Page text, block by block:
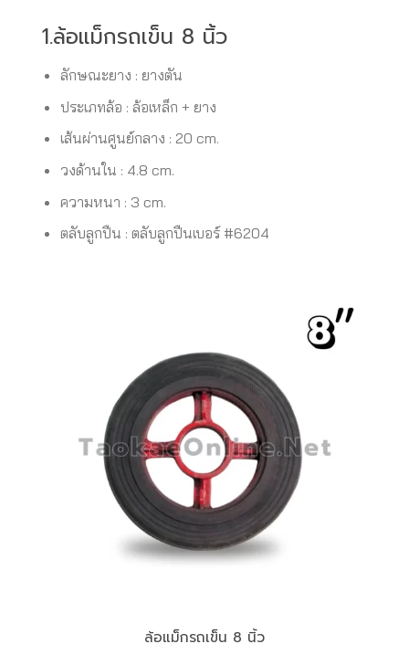
1.ล้อแม็กรถเข็น 8 นิ้ว
ลักษณะยาง : ยางตัน
ประเภทล้อ : ล้อเหล็ก + ยาง
เส้นผ่านศูนย์กลาง : 20 cm.
วงด้านใน : 4.8 cm.
ความหนา : 3 cm.
ตลับลูกปืน : ตลับลูกปืนเบอร์ #6204
ล้อแม็กรถเข็น 8 นิ้ว